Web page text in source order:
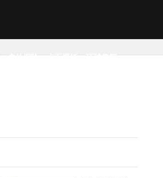
户外探险 桌面壁纸 环球趣闻